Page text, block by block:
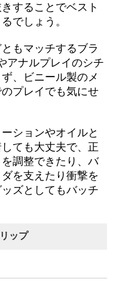
することでベスト
でしょう。
もマッチするブラ
アナルプレイのシチ
、ビニール製のメ
プレイでも気にせ
ションやオイルと
ても大丈夫で、正
調整できたり、バ
を支えたり衝撃を
ズとしてもバッチ
ップ